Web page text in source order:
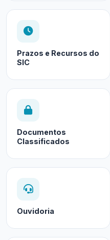
Prazos e Recursos do
SIC
Documentos
Classificados
Ouvidoria